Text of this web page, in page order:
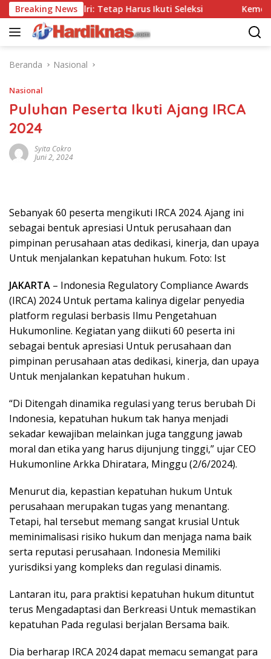
Langsung
ke
konten
Breaking News
Tes, Polri: Tetap Harus Ikuti Seleksi Kemenpar
Beranda Nasional
Nasional
Puluhan Peserta Ikuti Ajang IRCA
2024
Syita Cokro
Juni 2, 2024
Sebanyak 60 peserta mengikuti IRCA 2024. Ajang ini
sebagai bentuk apresiasi Untuk perusahaan dan
pimpinan perusahaan atas dedikasi, kinerja, dan upaya
Untuk menjalankan kepatuhan hukum. Foto: Ist
JAKARTA – Indonesia Regulatory Compliance Awards
(IRCA) 2024 Untuk pertama kalinya digelar penyedia
platform regulasi berbasis Ilmu Pengetahuan
Hukumonline. Kegiatan yang diikuti 60 peserta ini
sebagai bentuk apresiasi Untuk perusahaan dan
pimpinan perusahaan atas dedikasi, kinerja, dan upaya
Untuk menjalankan kepatuhan hukum .
“Di Ditengah dinamika regulasi yang terus berubah Di
Indonesia, kepatuhan hukum tak hanya menjadi
sekadar kewajiban melainkan juga tanggung jawab
moral dan etika yang harus dijunjung tinggi,” ujar CEO
Hukumonline Arkka Dhiratara, Minggu (2/6/2024).
Menurut dia, kepastian kepatuhan hukum Untuk
perusahaan merupakan tugas yang menantang.
Tetapi, hal tersebut memang sangat krusial Untuk
meminimalisasi risiko hukum dan menjaga nama baik
serta reputasi perusahaan. Indonesia Memiliki
yurisdiksi yang kompleks dan regulasi dinamis.
Lantaran itu, para praktisi kepatuhan hukum dituntut
terus Mengadaptasi dan Berkreasi Untuk memastikan
kepatuhan Pada regulasi berjalan Bersama baik.
Dia berharap IRCA 2024 dapat memacu semangat para